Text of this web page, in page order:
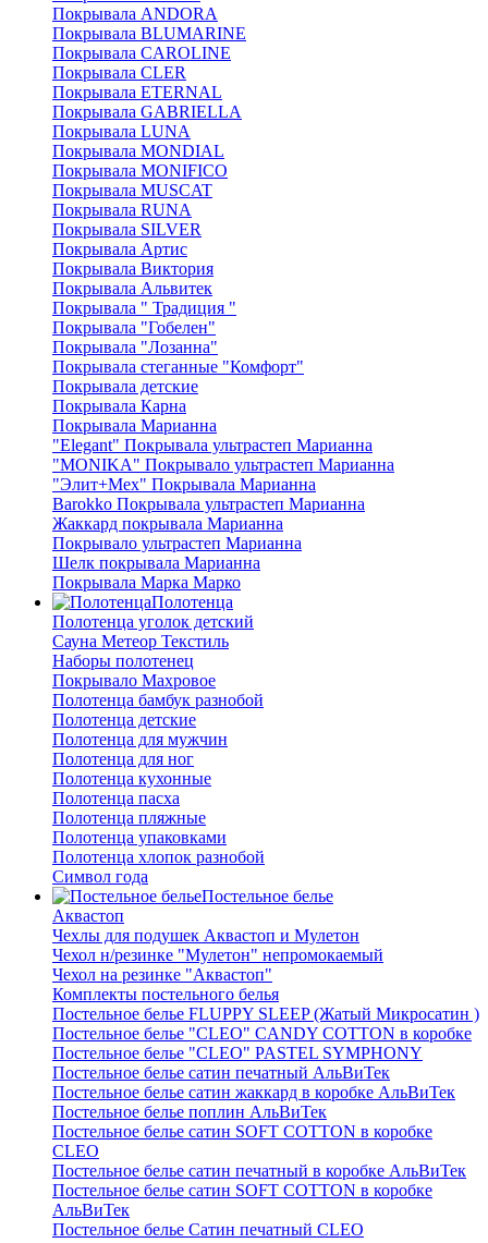
Покрывала ANDORA
Покрывала BLUMARINE
Покрывала CAROLINE
Покрывала CLER
Покрывала ETERNAL
Покрывала GABRIELLA
Покрывала LUNA
Покрывала MONDIAL
Покрывала MONIFICO
Покрывала MUSCAT
Покрывала RUNA
Покрывала SILVER
Покрывала Артис
Покрывала Виктория
Покрывала Альвитек
Покрывала " Традиция "
Покрывала "Гобелен"
Покрывала "Лозанна"
Покрывала стеганные "Комфорт"
Покрывала детские
Покрывала Карна
Покрывала Марианна
"Elegant" Покрывала ультрастеп Марианна
"MONIKA" Покрывало ультрастеп Марианна
"Элит+Мех" Покрывала Марианна
Barokko Покрывала ультрастеп Марианна
Жаккард покрывала Марианна
Покрывало ультрастеп Марианна
Шелк покрывала Марианна
Покрывала Марка Марко
Полотенца
Полотенца уголок детский
Сауна Метеор Текстиль
Наборы полотенец
Покрывало Махровое
Полотенца бамбук разнобой
Полотенца детские
Полотенца для мужчин
Полотенца для ног
Полотенца кухонные
Полотенца пасха
Полотенца пляжные
Полотенца упаковками
Полотенца хлопок разнобой
Символ года
Постельное белье
Аквастоп
Чехлы для подушек Аквастоп и Мулетон
Чехол н/резинке "Мулетон" непромокаемый
Чехол на резинке "Аквастоп"
Комплекты постельного белья
Постельное белье FLUPPY SLEEP (Жатый Микросатин )
Постельное белье "CLEO" CANDY COTTON в коробке
Постельное белье "CLEO" PASTEL SYMPHONY
Постельное белье сатин печатный АльВиТек
Постельное белье сатин жаккард в коробке АльВиТек
Постельное белье поплин АльВиТек
Постельное белье сатин SOFT COTTON в коробке
CLEO
Постельное белье сатин печатный в коробке АльВиТек
Постельное белье сатин SOFT COTTON в коробке
АльВиТек
Постельное белье Сатин печатный CLEO